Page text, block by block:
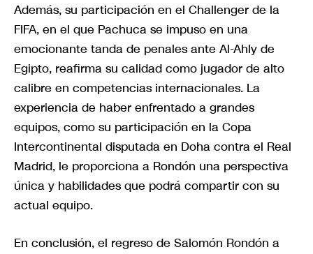
Además, su participación en el Challenger de la
FIFA, en el que Pachuca se impuso en una
emocionante tanda de penales ante Al-Ahly de
Egipto, reafirma su calidad como jugador de alto
calibre en competencias internacionales. La
experiencia de haber enfrentado a grandes
equipos, como su participación en la Copa
Intercontinental disputada en Doha contra el Real
Madrid, le proporciona a Rondón una perspectiva
única y habilidades que podrá compartir con su
actual equipo.
En conclusión, el regreso de Salomón Rondón a